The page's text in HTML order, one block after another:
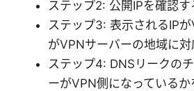
ステップ2: 公開IPを確認
ステップ3: 表示されるIP
がVPNサーバーの地域に対
ステップ4: DNSリークの
ーがVPN側になっているか